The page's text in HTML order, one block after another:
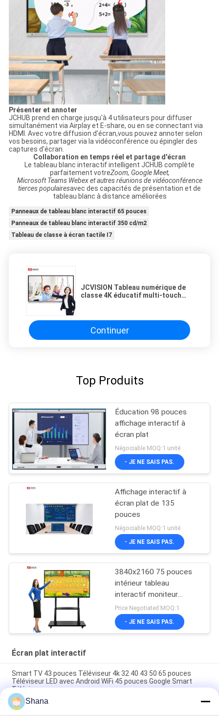
Présenter et annoter
JCHUB prend en charge jusqu'à 4 utilisateurs pour diffuser
simultanément via Airplay et E-share, ou en se connectant via
HDMI. Avec votre diffusion d'écran,vous pouvez annoter selon
vos besoins, partager via la vidéoconférence ou épingler des
captures d'écran.
Collaboration en temps réel et partage d'écran
Le tableau blanc interactif intelligent JCHUB complète
parfaitement votreZoom, Google Meet,
Microsoft Teams Webex et autres réunions de vidéoconférence
tierces populairesavec des capacités de présentation et de
tableau blanc à distance améliorées
Panneaux de tableau blanc interactif 65 pouces
Panneaux de tableau blanc interactif 350 cd/m2
Tableau de classe à écran tactile I7
JCVISION Tableau numérique de
classe 4K éducatif multi-touch
Continuer
Top Produits
Éducation 98 pouces
affichage interactif à
écran plat
Négociable MOQ:1 unité
- JE NE SAIS PAS.
Affichage interactif à
écran plat de 135
pouces
Négociable MOQ:1 unité
- JE NE SAIS PAS.
3840x2160 75 pouces
intérieur tableau
interactif moniteur
infrarouge RoHS
Price Negotiated MOQ:1
- JE NE SAIS PAS.
Écran plat interactif
Smart TV 43 pouces Téléviseur 4k 32 40 43 50 65 pouces
Téléviseur LED avec Android WiFi 45 pouces Google Smart
Téléviseurs
JCvision Touch Affichage interactif à écran plat Interactif
Shana